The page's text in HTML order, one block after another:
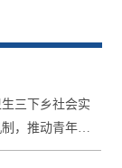
三下乡社会实
，推动青年社